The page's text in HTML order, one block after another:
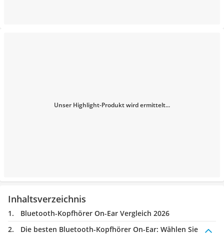
Unser Highlight-Produkt wird ermittelt...
Inhaltsverzeichnis
Bluetooth-Kopfhörer On-Ear Vergleich 2026
Die besten Bluetooth-Kopfhörer On-Ear: Wählen Sie